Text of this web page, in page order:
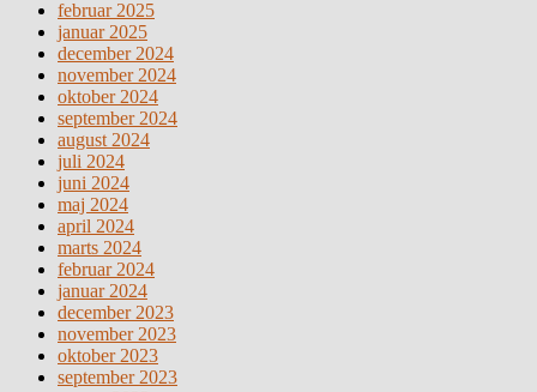
februar 2025
januar 2025
december 2024
november 2024
oktober 2024
september 2024
august 2024
juli 2024
juni 2024
maj 2024
april 2024
marts 2024
februar 2024
januar 2024
december 2023
november 2023
oktober 2023
september 2023